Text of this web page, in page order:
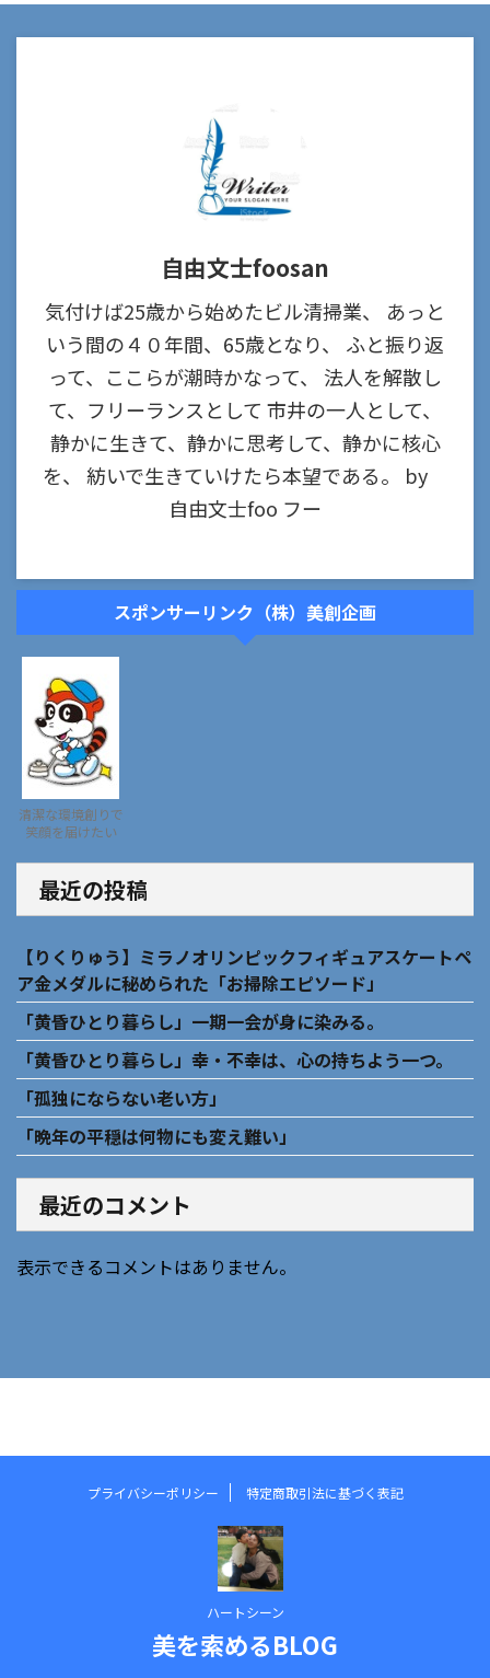
自由文士foosan
気付けば25歳から始めたビル清掃業、 あっと
いう間の４０年間、65歳となり、 ふと振り返
って、ここらが潮時かなって、 法人を解散し
て、フリーランスとして 市井の一人として、
静かに生きて、静かに思考して、静かに核心
を、 紡いで生きていけたら本望である。 by
自由文士foo フー
スポンサーリンク（株）美創企画
清潔な環境創りで
笑顔を届けたい
最近の投稿
【りくりゅう】ミラノオリンピックフィギュアスケートペ
ア金メダルに秘められた「お掃除エピソード」
「黄昏ひとり暮らし」一期一会が身に染みる。
「黄昏ひとり暮らし」幸・不幸は、心の持ちよう一つ。
「孤独にならない老い方」
「晩年の平穏は何物にも変え難い」
最近のコメント
表示できるコメントはありません。
プライバシーポリシー 特定商取引法に基づく表記
ハートシーン
美を索めるBLOG
google.com, pub-2851164974380060, DIRECT, google.com,